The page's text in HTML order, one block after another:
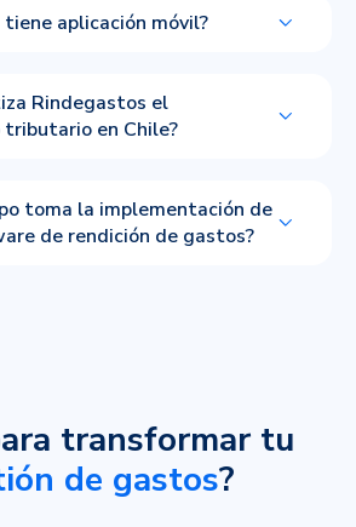
aplicación móvil?
Rindegastos el
en Chile?
toma la implementación de
de rendición de gastos?
transformar tu
de gastos?